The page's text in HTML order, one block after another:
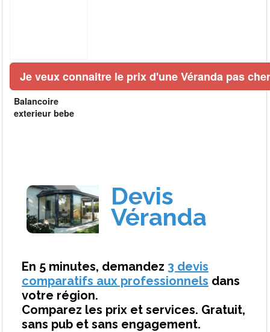
Je veux connaitre le prix d'une Véranda pas
Balancoire
exterieur bebe